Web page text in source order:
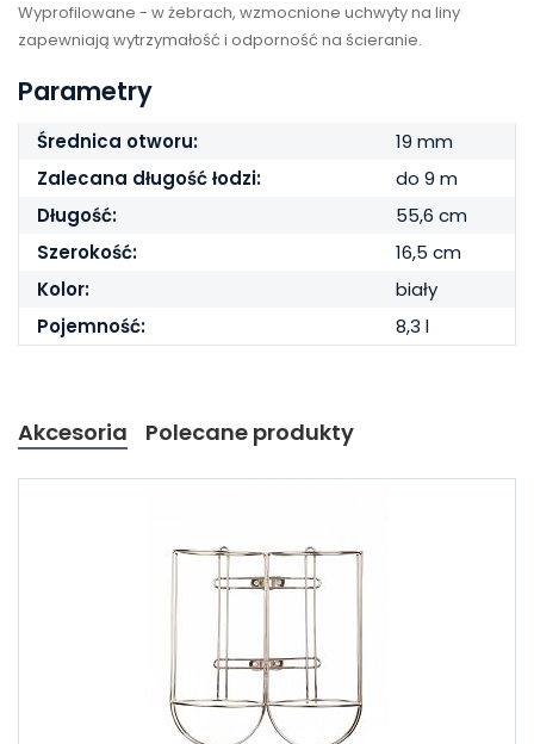
Wyprofilowane - w żebrach, wzmocnione uchwyty na liny
zapewniają wytrzymałość i odporność na ścieranie.
Parametry
Średnica otworu:
19 mm
Zalecana długość łodzi:
do 9 m
Długość:
55,6 cm
Szerokość:
16,5 cm
Kolor:
biały
Pojemność:
8,3 l
Akcesoria Polecane produkty